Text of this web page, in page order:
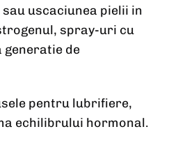
uscaciunea pielii in
spray-uri cu
de
pentru lubrifiere,
echilibrului hormonal.